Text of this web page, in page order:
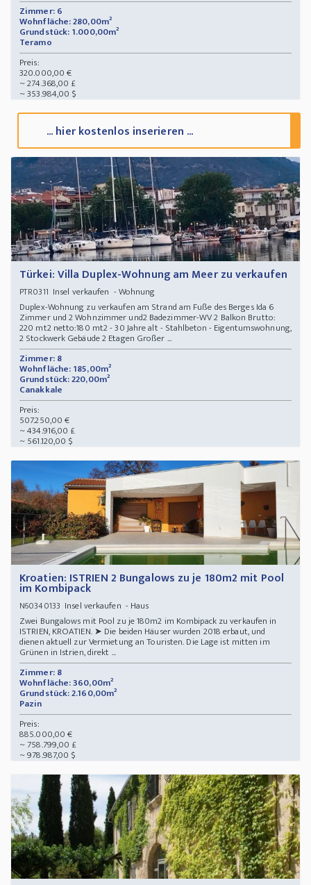
Zimmer: 6
Wohnfläche: 280,00m²
Grundstück: 1.000,00m²
Teramo
Preis:
320.000,00 €
~ 274.368,00 £
~ 353.984,00 $
... hier kostenlos inserieren ...
Türkei: Villa Duplex-Wohnung am Meer zu verkaufen
PTR0311 Insel verkaufen - Wohnung
Duplex-Wohnung zu verkaufen am Strand am Fuße des Berges Ida 6
Zimmer und 2 Wohnzimmer und2 Badezimmer-WV 2 Balkon Brutto:
220 mt2 netto:180 mt2 - 30 Jahre alt - Stahlbeton - Eigentumswohnung,
2 Stockwerk Gebäude 2 Etagen Großer ...
Zimmer: 8
Wohnfläche: 185,00m²
Grundstück: 220,00m²
Canakkale
Preis:
507.250,00 €
~ 434.916,00 £
~ 561.120,00 $
Kroatien: ISTRIEN 2 Bungalows zu je 180m2 mit Pool
im Kombipack
N60340133 Insel verkaufen - Haus
Zwei Bungalows mit Pool zu je 180m2 im Kombipack zu verkaufen in
ISTRIEN, KROATIEN. ➤ Die beiden Häuser wurden 2018 erbaut, und
dienen aktuell zur Vermietung an Touristen. Die Lage ist mitten im
Grünen in Istrien, direkt ...
Zimmer: 8
Wohnfläche: 360,00m²
Grundstück: 2.160,00m²
Pazin
Preis:
885.000,00 €
~ 758.799,00 £
~ 978.987,00 $